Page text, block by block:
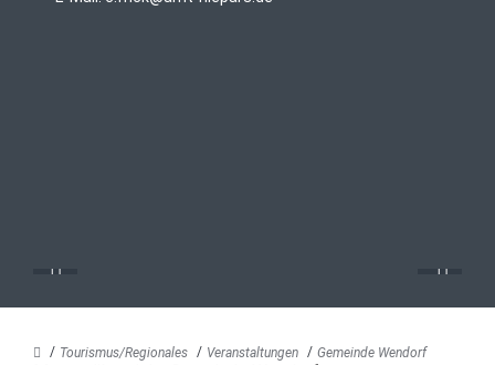
Tourismus/Regionales Veranstaltungen Gemeinde Wendorf